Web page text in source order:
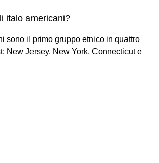
italo americani?
sono il primo gruppo etnico in quattro
New Jersey, New York, Connecticut e